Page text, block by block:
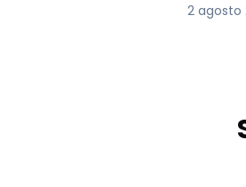
2 agosto